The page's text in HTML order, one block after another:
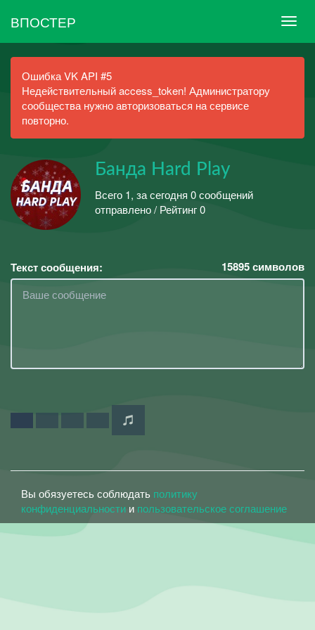
ВПОСТЕР
Ошибка VK API #5
Недействительный access_token! Администратору
сообщества нужно авторизоваться на сервисе
повторно.
Банда Hard Play
Всего 1, за сегодня 0 сообщений
отправлено / Рейтинг 0
Текст сообщения: 15895символов
Вы обязуетесь соблюдать политику
конфиденциальности и пользовательское соглашение